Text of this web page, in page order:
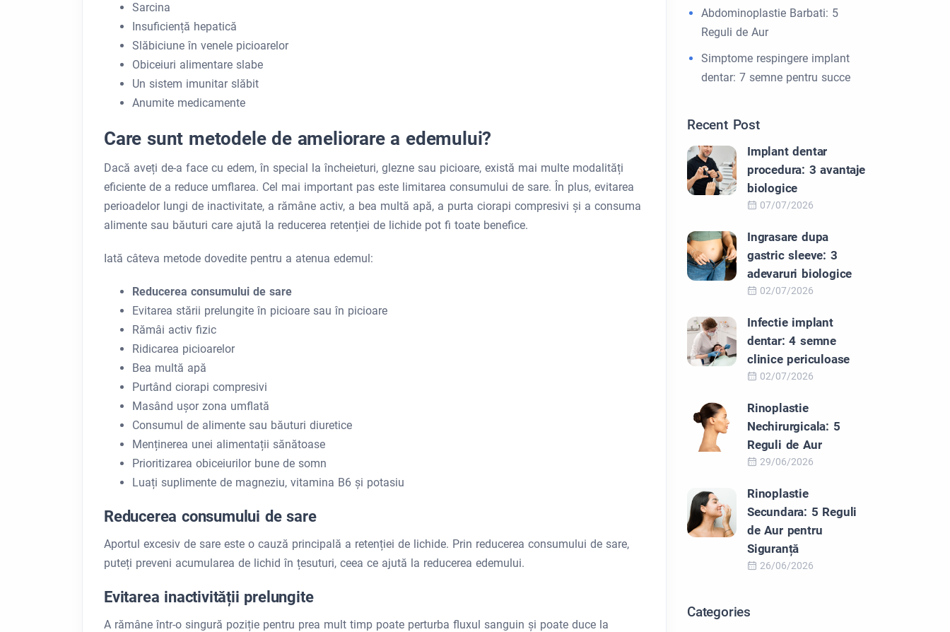
Sarcina
Insuficiență hepatică
Slăbiciune în venele picioarelor
Obiceiuri alimentare slabe
Un sistem imunitar slăbit
Anumite medicamente
Care sunt metodele de ameliorare a edemului?
Dacă aveți de-a face cu edem, în special la încheieturi, glezne sau picioare, există mai multe modalități
eficiente de a reduce umflarea. Cel mai important pas este limitarea consumului de sare. În plus, evitarea
perioadelor lungi de inactivitate, a rămâne activ, a bea multă apă, a purta ciorapi compresivi și a consuma
alimente sau băuturi care ajută la reducerea retenției de lichide pot fi toate benefice.
Iată câteva metode dovedite pentru a atenua edemul:
Reducerea consumului de sare
Evitarea stării prelungite în picioare sau în picioare
Rămâi activ fizic
Ridicarea picioarelor
Bea multă apă
Purtând ciorapi compresivi
Masând ușor zona umflată
Consumul de alimente sau băuturi diuretice
Menținerea unei alimentații sănătoase
Prioritizarea obiceiurilor bune de somn
Luați suplimente de magneziu, vitamina B6 și potasiu
Reducerea consumului de sare
Aportul excesiv de sare este o cauză principală a retenției de lichide. Prin reducerea consumului de sare,
puteți preveni acumularea de lichid în țesuturi, ceea ce ajută la reducerea edemului.
Evitarea inactivității prelungite
A rămâne într-o singură poziție pentru prea mult timp poate perturba fluxul sanguin și poate duce la
Abdominoplastie Barbati: 5
Reguli de Aur
Simptome respingere implant
dentar: 7 semne pentru succe
Recent Post
Implant dentar
procedura: 3 avantaje
biologice
07/07/2026
Ingrasare dupa
gastric sleeve: 3
adevaruri biologice
02/07/2026
Infectie implant
dentar: 4 semne
clinice periculoase
02/07/2026
Rinoplastie
Nechirurgicala: 5
Reguli de Aur
29/06/2026
Rinoplastie
Secundara: 5 Reguli
de Aur pentru
Siguranță
26/06/2026
Categories